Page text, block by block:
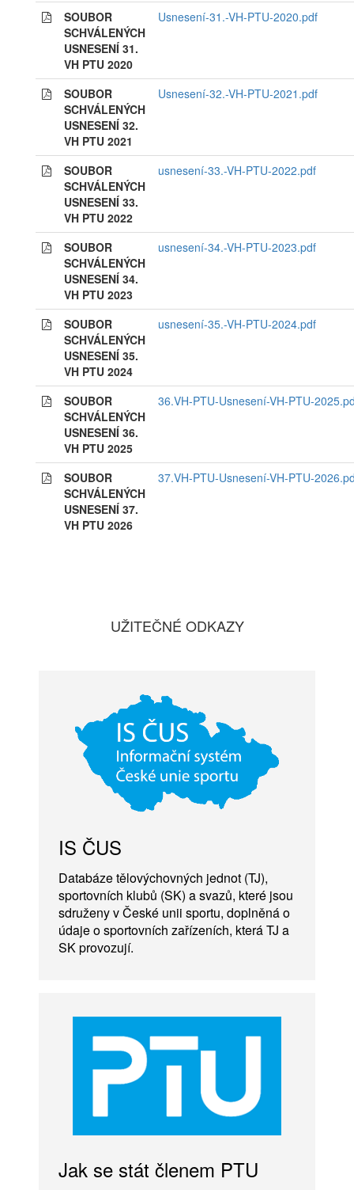
SOUBOR
SCHVÁLENÝCH
USNESENÍ 31.
VH PTU 2020
Usnesení-31.-VH-PTU-2020.pdf
SOUBOR
SCHVÁLENÝCH
USNESENÍ 32.
VH PTU 2021
Usnesení-32.-VH-PTU-2021.pdf
SOUBOR
SCHVÁLENÝCH
USNESENÍ 33.
VH PTU 2022
usnesení-33.-VH-PTU-2022.pdf
SOUBOR
SCHVÁLENÝCH
USNESENÍ 34.
VH PTU 2023
usnesení-34.-VH-PTU-2023.pdf
SOUBOR
SCHVÁLENÝCH
USNESENÍ 35.
VH PTU 2024
usnesení-35.-VH-PTU-2024.pdf
SOUBOR
SCHVÁLENÝCH
USNESENÍ 36.
VH PTU 2025
36.VH-PTU-Usnesení-VH-PTU-
SOUBOR
SCHVÁLENÝCH
USNESENÍ 37.
VH PTU 2026
37.VH-PTU-Usnesení-VH-PTU-
UŽITEČNÉ ODKAZY
IS ČUS
Databáze tělovýchovných jednot (TJ),
sportovních klubů (SK) a svazů, které jsou
sdruženy v České unii sportu, doplněná o
údaje o sportovních zařízeních, která TJ a
SK provozují.
Jak se stát členem PTU